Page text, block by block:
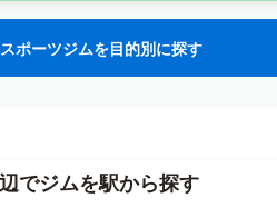
ポーツジムを目的別に探す
でジムを駅から探す